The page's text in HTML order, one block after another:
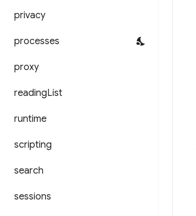
privacy
processes
proxy
readingList
runtime
scripting
search
sessions